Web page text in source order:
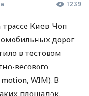
1239
трассе Киев-Чоп
дорог
в тестовом
весового
WIM). В
площадок.